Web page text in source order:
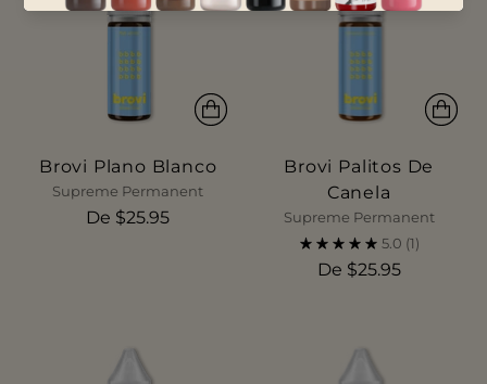
Brovi Plano Blanco
Supreme Permanent
De $25.95
Brovi Palitos De
Canela
Supreme Permanent
5.0 (1)
De $25.95